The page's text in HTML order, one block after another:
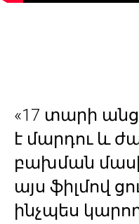
«17 տարի
է մարդու և
բախման
այս ֆիլմով
ինչպես